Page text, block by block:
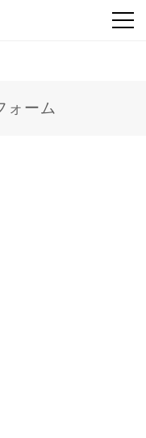
ォーム